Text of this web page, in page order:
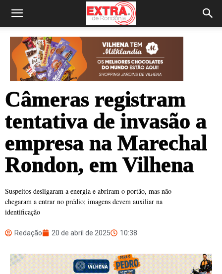
Câmeras registram
tentativa de invasão a
empresa na Marechal
Rondon, em Vilhena
Suspeitos desligaram a energia e abriram o portão, mas não
chegaram a entrar no prédio; imagens devem auxiliar na
identificação
Redação 20 de abril de 2025 10:38